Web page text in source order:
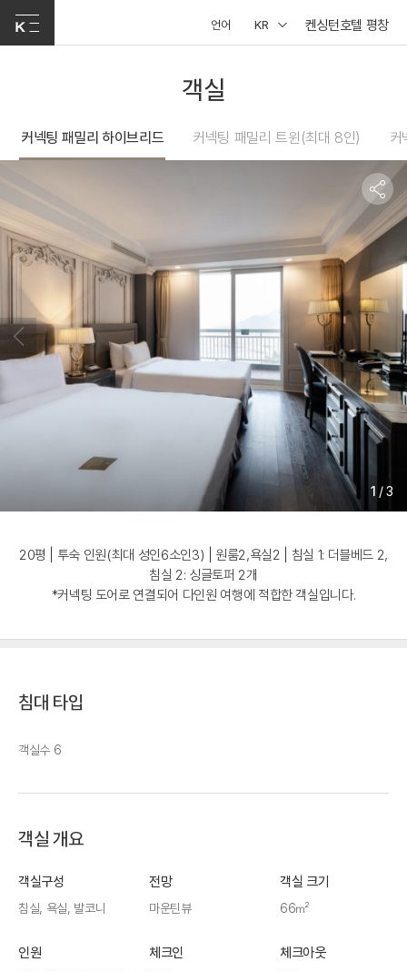
언어 KR 켄싱턴호텔 평창
객실
커넥팅 패밀리 하이브리드 커넥팅 패밀리 트윈(최대 8인) 커
1 /3
20평 | 투숙 인원(최대 성인6소인3) | 원룸2,욕실2 | 침실 1: 더블베드 2,
침실 2: 싱글토퍼 2개
*커넥팅 도어로 연결되어 다인원 여행에 적합한 객실입니다.
침대 타입
객실수 6
객실 개요
객실구성
침실, 욕실, 발코니
전망
마운틴뷰
객실 크기
66㎡
인원 체크인 체크아웃